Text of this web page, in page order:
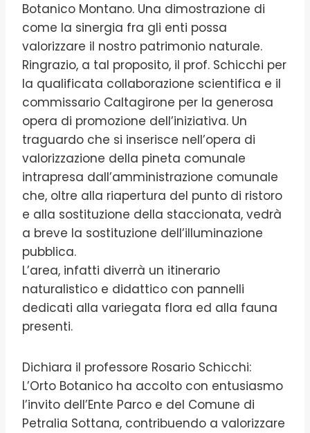
Botanico Montano. Una dimostrazione di
come la sinergia fra gli enti possa
valorizzare il nostro patrimonio naturale.
Ringrazio, a tal proposito, il prof. Schicchi per
la qualificata collaborazione scientifica e il
commissario Caltagirone per la generosa
opera di promozione dell’iniziativa. Un
traguardo che si inserisce nell’opera di
valorizzazione della pineta comunale
intrapresa dall’amministrazione comunale
che, oltre alla riapertura del punto di ristoro
e alla sostituzione della staccionata, vedrà
a breve la sostituzione dell’illuminazione
pubblica.
L’area, infatti diverrà un itinerario
naturalistico e didattico con pannelli
dedicati alla variegata flora ed alla fauna
presenti.
Dichiara il professore Rosario Schicchi:
L’Orto Botanico ha accolto con entusiasmo
l’invito dell’Ente Parco e del Comune di
Petralia Sottana, contribuendo a valorizzare